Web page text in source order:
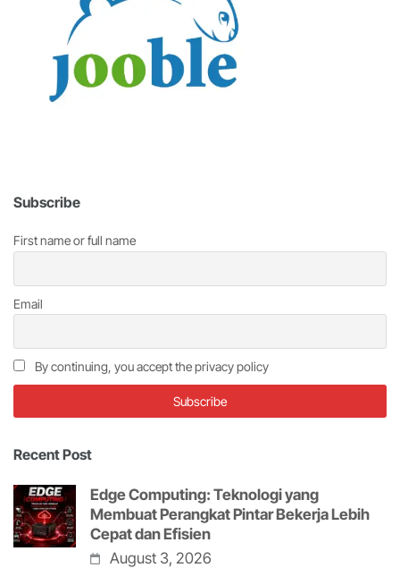
Subscribe
First name or full name
Email
By continuing, you accept the privacy policy
Recent Post
Edge Computing: Teknologi yang
Membuat Perangkat Pintar Bekerja Lebih
Cepat dan Efisien
August 3, 2026